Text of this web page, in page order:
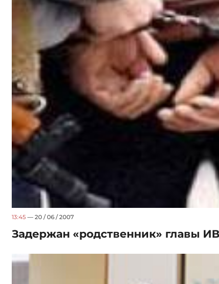
13:45 — 20 / 06 / 2007
Задержан «родственник» главы